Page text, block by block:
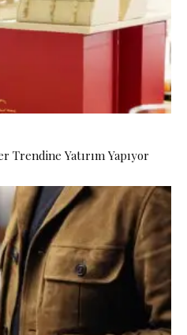
Trendine Yatırım Yapıyor